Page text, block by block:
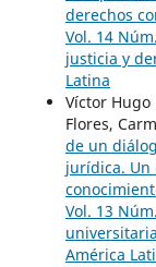
derechos
Vol. 14
justicia y
Latina
Víctor Hugo
Flores,
de un
jurídica. Un
Vol. 13
América